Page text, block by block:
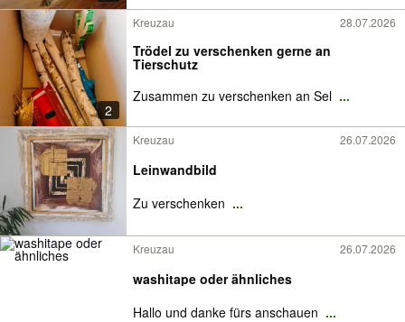
2
Kreuzau 28.07.2026
Trödel zu verschenken gerne an
Tierschutz
Zusammen zu verschenken an Sel ...
Kreuzau 26.07.2026
Leinwandbild
Zu verschenken ...
Kreuzau 26.07.2026
washitape oder ähnliches
Hallo und danke fürs anschauen ...